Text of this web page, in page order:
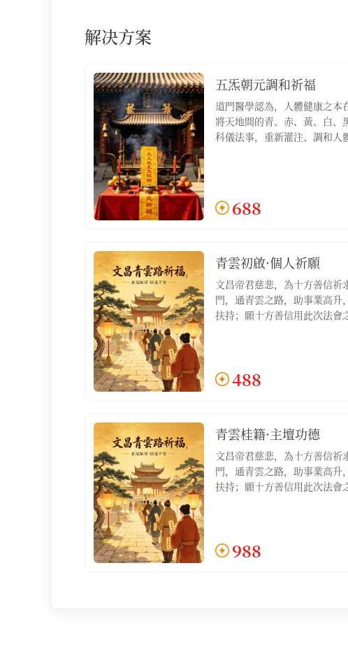
解决方案列表
解决方案
五炁朝元調和祈福
道門醫學認為，人體健康之本
將天地間的青、赤、黃、白、
科儀法事，重新灌注、調和人
文1份】688
青雲初啟·個人祈願
文昌帝君慈悲，為十方善信祈
門，通青雲之路，助事業高升
扶持；願十方善信用此次法會
善信【服務包含：青雲初啟·
488
青雲桂籍·主壇功德
文昌帝君慈悲，為十方善信祈
門，通青雲之路，助事業高升
扶持；願十方善信用此次法會
善信【服務包含：青雲桂籍·
祈福疏文1份，文昌化寶9袋】
988